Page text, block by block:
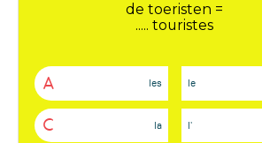
de toeristen =
..... touristes
A les le
C la l'